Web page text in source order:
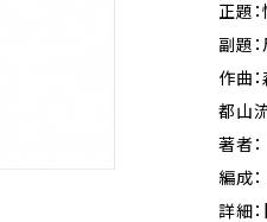
正題
副題
作曲
都山
著者：
編成：
詳細